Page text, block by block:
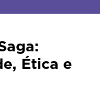
Ética e